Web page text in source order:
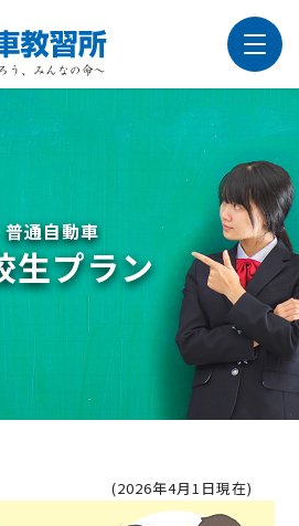
普通自動車
生プラン
(2026年4月1日現在)